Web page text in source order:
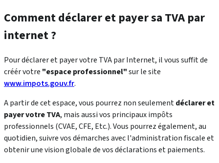
Comment déclarer et payer sa TVA par
internet ?
Pour déclarer et payer votre TVA par Internet, il vous suffit de
créér votre "espace professionnel"sur le site
www.impots.gouv.fr.
A partir de cet espace, vous pourrez non seulementdéclarer et
payer votre TVA, mais aussi vos principaux impôts
professionnels (CVAE, CFE, Etc.). Vous pourrez également, au
quotidien, suivre vos démarches avec l'administration fiscale et
obtenir une vision globale de vos déclarations et paiements.